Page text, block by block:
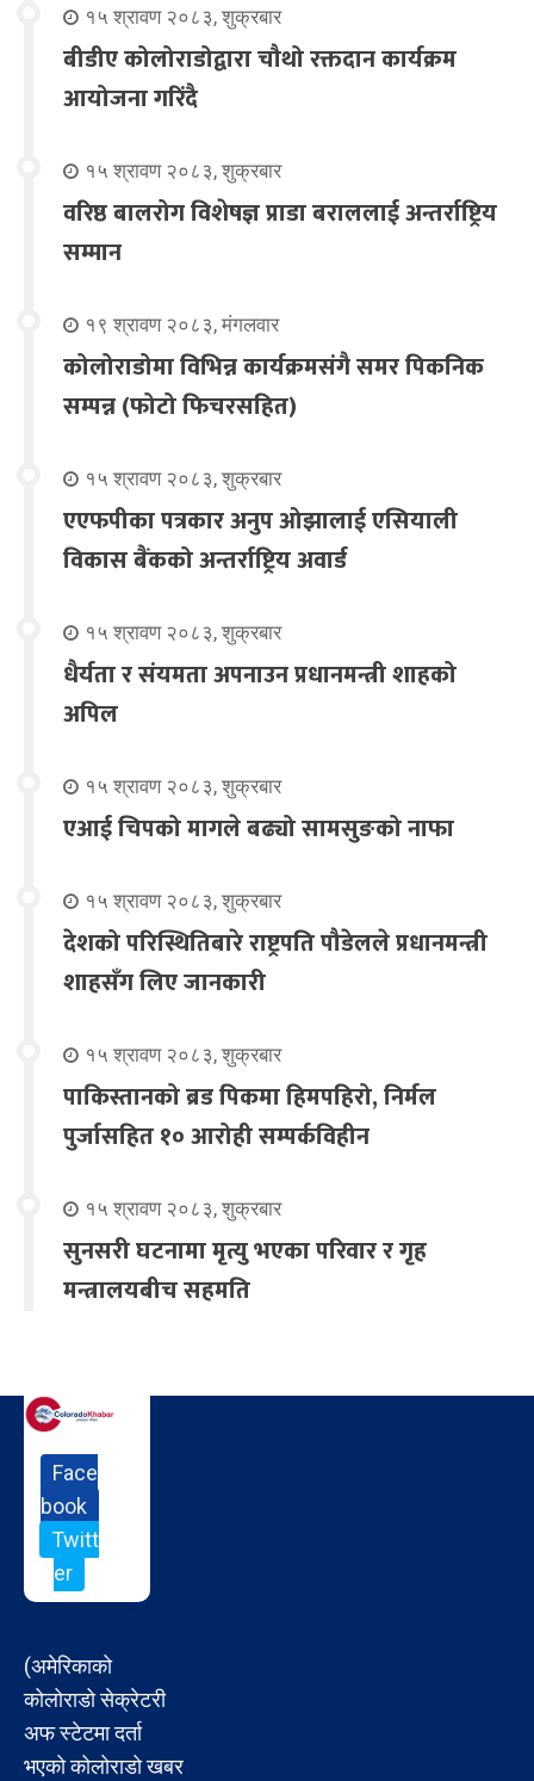
१५ श्रावण २०८३, शुक्रबार
बीडीए कोलोराडोद्वारा चौथो रक्तदान कार्यक्रम
आयोजना गरिंदै
१५ श्रावण २०८३, शुक्रबार
वरिष्ठ बालरोग विशेषज्ञ प्राडा बराललाई अन्तर्राष्ट्रिय
सम्मान
१९ श्रावण २०८३, मंगलवार
कोलोराडोमा विभिन्न कार्यक्रमसंगै समर पिकनिक
सम्पन्न (फोटो फिचरसहित)
१५ श्रावण २०८३, शुक्रबार
एएफपीका पत्रकार अनुप ओझालाई एसियाली
विकास बैंकको अन्तर्राष्ट्रिय अवार्ड
१५ श्रावण २०८३, शुक्रबार
धैर्यता र संयमता अपनाउन प्रधानमन्त्री शाहको
अपिल
१५ श्रावण २०८३, शुक्रबार
एआई चिपको मागले बढ्यो सामसुङको नाफा
१५ श्रावण २०८३, शुक्रबार
देशको परिस्थितिबारे राष्ट्रपति पौडेलले प्रधानमन्त्री
शाहसँग लिए जानकारी
१५ श्रावण २०८३, शुक्रबार
पाकिस्तानको ब्रड पिकमा हिमपहिरो, निर्मल
पुर्जासहित १० आरोही सम्पर्कविहीन
१५ श्रावण २०८३, शुक्रबार
सुनसरी घटनामा मृत्यु भएका परिवार र गृह
मन्त्रालयबीच सहमति
Face
book
Twitt
er
(अमेरिकाको
कोलोराडो सेक्रेटरी
अफ स्टेटमा दर्ता
भएको कोलोराडो खबर